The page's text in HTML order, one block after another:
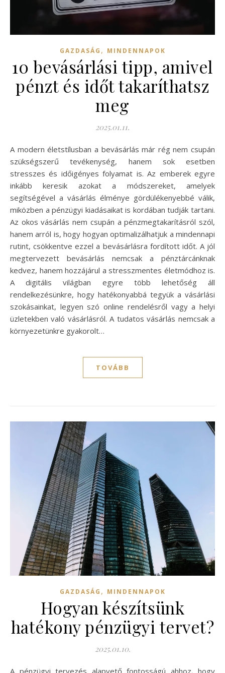
GAZDASÁG , MINDENNAPOK
10 bevásárlási tipp, amivel
pénzt és időt takaríthatsz
meg
2025.01.11.
A modern életstílusban a bevásárlás már rég nem csupán
szükségszerű tevékenység, hanem sok esetben
stresszes és időigényes folyamat is. Az emberek egyre
inkább keresik azokat a módszereket, amelyek
segítségével a vásárlás élménye gördülékenyebbé válik,
miközben a pénzügyi kiadásaikat is kordában tudják tartani.
Az okos vásárlás nem csupán a pénzmegtakarításról szól,
hanem arról is, hogy hogyan optimalizálhatjuk a mindennapi
rutint, csökkentve ezzel a bevásárlásra fordított időt. A jól
megtervezett bevásárlás nemcsak a pénztárcánknak
kedvez, hanem hozzájárul a stresszmentes életmódhoz is.
A digitális világban egyre több lehetőség áll
rendelkezésünkre, hogy hatékonyabbá tegyük a vásárlási
szokásainkat, legyen szó online rendelésről vagy a helyi
üzletekben való vásárlásról. A tudatos vásárlás nemcsak a
környezetünkre gyakorolt…
TOVÁBB
GAZDASÁG , MINDENNAPOK
Hogyan készítsünk
hatékony pénzügyi tervet?
2025.01.10.